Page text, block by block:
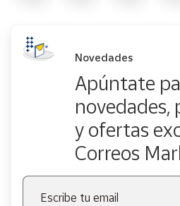
Novedades
Apúntate
novedades,
y ofertas
Correos
Escribe tu email